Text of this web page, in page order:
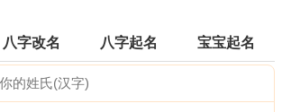
八字改名 八字起名 宝宝起名